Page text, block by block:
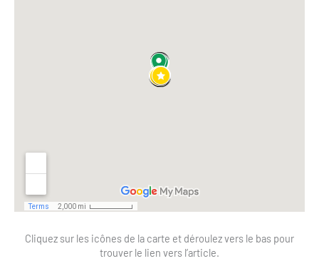
Cliquez sur les icônes de la carte et déroulez vers le bas pour
trouver le lien vers l’article.